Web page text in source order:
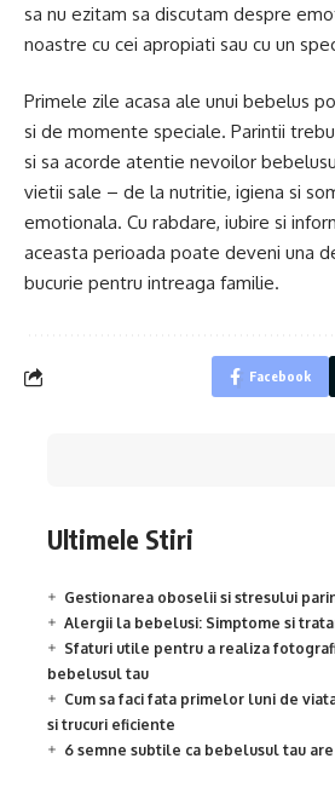
sa nu ezitam sa discutam despre
noastre cu cei apropiati sau cu un
Primele zile acasa ale unui bebelus
si de momente speciale. Parintii
si sa acorde atentie nevoilor
vietii sale – de la nutritie, igiena si
emotionala. Cu rabdare, iubire si
aceasta perioada poate deveni una
bucurie pentru intreaga familie.
Facebook
Ultimele Stiri
Gestionarea oboselii si stresului
Alergii la bebelusi: Simptome si
Sfaturi utile pentru a realiza
bebelusul tau
Cum sa faci fata primelor luni de
si trucuri eficiente
6 semne subtile ca bebelusul tau